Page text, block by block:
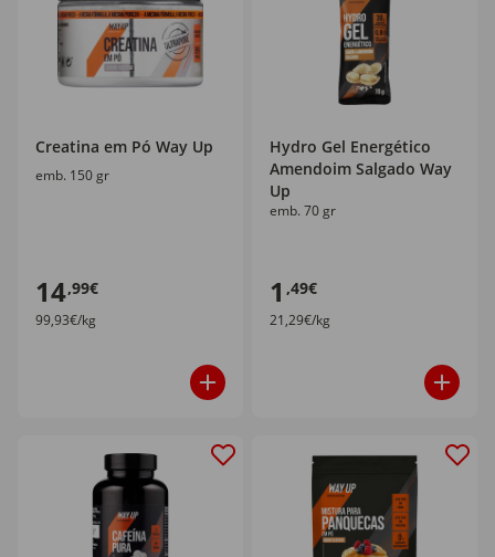
Creatina em Pó Way Up
emb. 150 gr
14,99€
99,93€/kg
Hydro Gel Energético
Amendoim Salgado Way
Up
emb. 70 gr
1 ,49€
21,29€/kg